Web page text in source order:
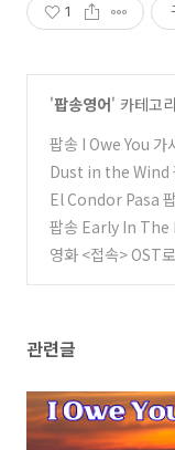
1
'팝송영어' 카테고
팝송 I Owe You 가
Dust in the Wind
가사 해석 발음 총
El Condor Pasa
총정리
(1)
팝송 Early In The
정리 (2)
영화 <접속> OST
관련글